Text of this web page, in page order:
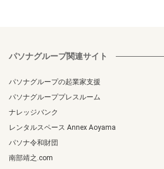
パソナグループ関連サイト
パソナグループの起業家支援
パソナグループプレスルーム
ナレッジバンク
レンタルスペース Annex Aoyama
パソナ令和財団
南部靖之.com